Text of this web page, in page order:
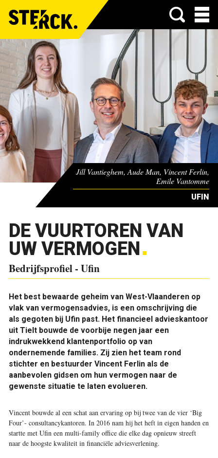
Menu
Jill Vantieghem, Aude Man, Vincent Ferlin,
Emile Vantomme
UFIN
DE VUURTOREN VAN
UW VERMOGEN
Bedrijfsprofiel - Ufin
Het best bewaarde geheim van West-Vlaanderen op
vlak van vermogensadvies, is een omschrijving die
als gegoten bij Ufin past. Het financieel advieskantoor
uit Tielt bouwde de voorbije negen jaar een
indrukwekkend klantenportfolio op van
ondernemende families. Zij zien het team rond
stichter en bestuurder Vincent Ferlin als de
aanbevolen gidsen om hun vermogen naar de
gewenste situatie te laten evolueren.
Vincent bouwde al een schat aan ervaring op bij twee van de vier ‘Big
Four’- consultancykantoren. In 2016 nam hij het heft in eigen handen en
startte met Ufin een multi-family office die elke dag opnieuw streeft
naar de hoogste kwaliteit in financiële adviesverlening.